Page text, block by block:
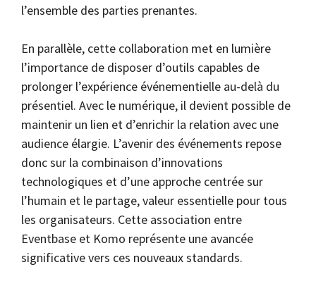
l’ensemble des parties prenantes.
En parallèle, cette collaboration met en lumière
l’importance de disposer d’outils capables de
prolonger l’expérience événementielle au-delà du
présentiel. Avec le numérique, il devient possible de
maintenir un lien et d’enrichir la relation avec une
audience élargie. L’avenir des événements repose
donc sur la combinaison d’innovations
technologiques et d’une approche centrée sur
l’humain et le partage, valeur essentielle pour tous
les organisateurs. Cette association entre
Eventbase et Komo représente une avancée
significative vers ces nouveaux standards.